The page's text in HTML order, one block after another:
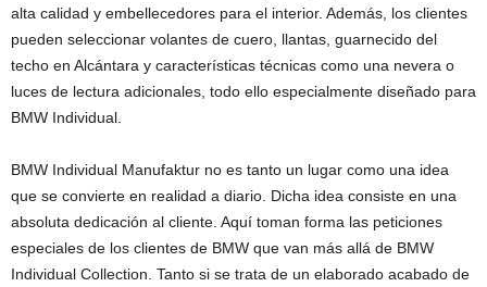
alta calidad y embellecedores para el interior. Además, los clientes
pueden seleccionar volantes de cuero, llantas, guarnecido del
techo en Alcántara y características técnicas como una nevera o
luces de lectura adicionales, todo ello especialmente diseñado para
BMW Individual.
BMW Individual Manufaktur no es tanto un lugar como una idea
que se convierte en realidad a diario. Dicha idea consiste en una
absoluta dedicación al cliente. Aquí toman forma las peticiones
especiales de los clientes de BMW que van más allá de BMW
Individual Collection. Tanto si se trata de un elaborado acabado de